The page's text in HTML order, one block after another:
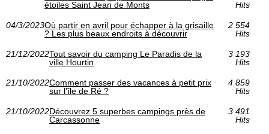
étoiles Saint Jean de Monts
Hits
04/3/2023Où partir en avril pour échapper à la grisaille
? Les plus beaux endroits à découvrir
2 554
Hits
21/12/2022Tout savoir du camping Le Paradis de la
ville Hourtin
3 193
Hits
21/10/2022Comment passer des vacances à petit prix
sur l'île de Ré ?
4 859
Hits
21/10/2022Découvrez 5 superbes campings près de
Carcassonne
3 491
Hits